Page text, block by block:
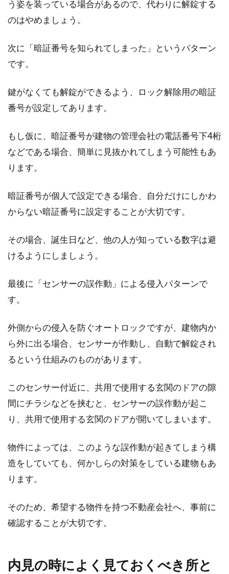
う姿を装っている場合があるので、代わりに解錠する
のはやめましょう。
次に「暗証番号を知られてしまった」というパターン
です。
鍵がなくても解錠ができるよう、ロック解除用の暗証
番号が設定してあります。
もし仮に、暗証番号が建物の管理会社の電話番号下4桁
などである場合、簡単に見抜かれてしまう可能性もあ
ります。
暗証番号が個人で設定できる場合、自分だけにしかわ
からない暗証番号に設定することが大切です。
その場合、誕生日など、他の人が知っている数字は避
けるようにしましょう。
最後に「センサーの誤作動」による侵入パターンで
す。
外側からの侵入を防ぐオートロックですが、建物内か
ら外に出る場合、センサーが作動し、自動で解錠され
るという仕組みのものがあります。
このセンサー付近に、共用で使用する玄関のドアの隙
間にチラシなどを挟むと、センサーの誤作動が起こ
り、共用で使用する玄関のドアが開いてしまいます。
物件によっては、このような誤作動が起きてしまう構
造をしていても、何かしらの対策をしている建物もあ
ります。
そのため、希望する物件を持つ不動産会社へ、事前に
確認することが大切です。
内見の時によく見ておくべき所と